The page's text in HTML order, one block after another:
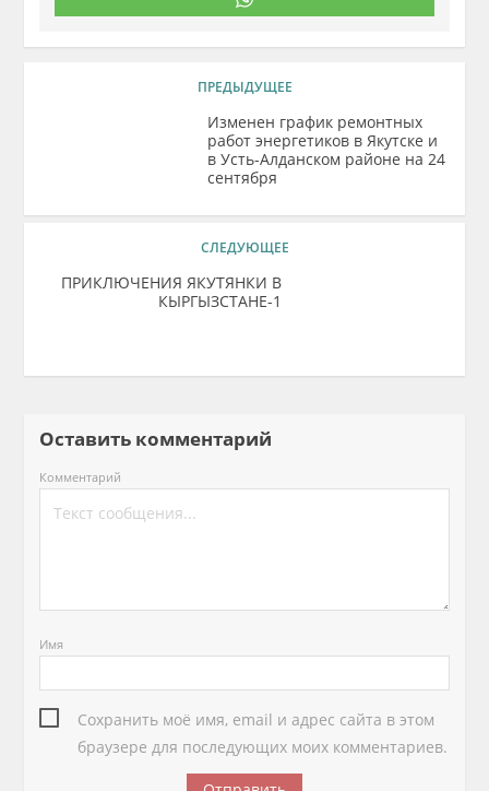
ПРЕДЫДУЩЕЕ
Изменен график ремонтных
работ энергетиков в Якутске и
в Усть-Алданском районе на 24
сентября
СЛЕДУЮЩЕЕ
ПРИКЛЮЧЕНИЯ ЯКУТЯНКИ В
КЫРГЫЗСТАНЕ-1
Оставить комментарий
Комментарий
Имя
Сохранить моё имя, email и адрес сайта в этом
браузере для последующих моих комментариев.